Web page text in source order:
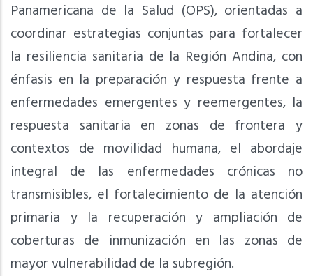
Panamericana de la Salud (OPS), orientadas a
coordinar estrategias conjuntas para fortalecer
la resiliencia sanitaria de la Región Andina, con
énfasis en la preparación y respuesta frente a
enfermedades emergentes y reemergentes, la
respuesta sanitaria en zonas de frontera y
contextos de movilidad humana, el abordaje
integral de las enfermedades crónicas no
transmisibles, el fortalecimiento de la atención
primaria y la recuperación y ampliación de
coberturas de inmunización en las zonas de
mayor vulnerabilidad de la subregión.